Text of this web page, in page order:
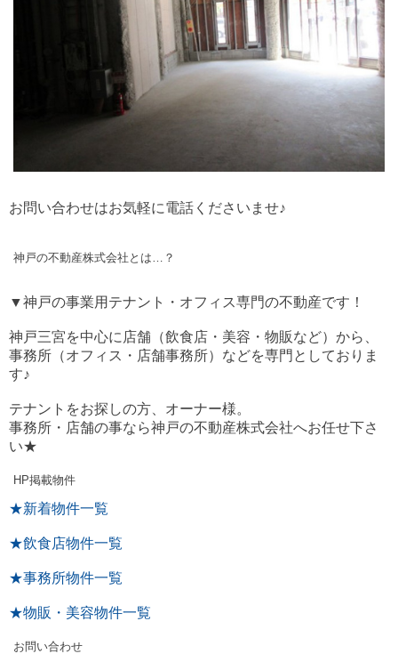
お問い合わせはお気軽に電話くださいませ♪
神戸の不動産株式会社とは…？
▼神戸の事業用テナント・オフィス専門の不動産です！
神戸三宮を中心に店舗（飲食店・美容・物販など）から、
事務所（オフィス・店舗事務所）などを専門としておりま
す♪
テナントをお探しの方、オーナー様。
事務所・店舗の事なら神戸の不動産株式会社へお任せ下さ
い★
HP掲載物件
★新着物件一覧
★飲食店物件一覧
★事務所物件一覧
★物販・美容物件一覧
お問い合わせ